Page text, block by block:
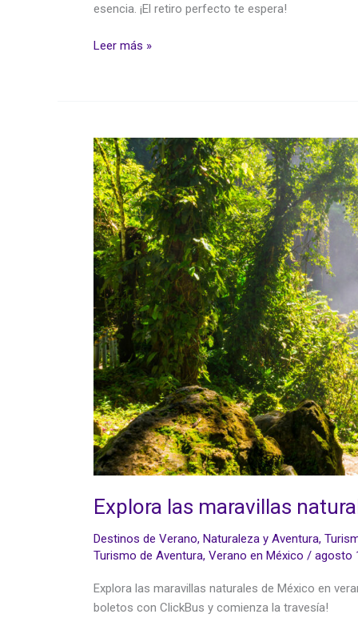
esencia. ¡El retiro perfecto te espera!
Leer más »
Explora las maravillas
Destinos de Verano, Naturaleza y Aventura,
Turismo de Aventura, Verano en México / agosto
Explora las maravillas naturales de México en
boletos con ClickBus y comienza la travesía!
Explora
las
maravillas
naturales
de
México